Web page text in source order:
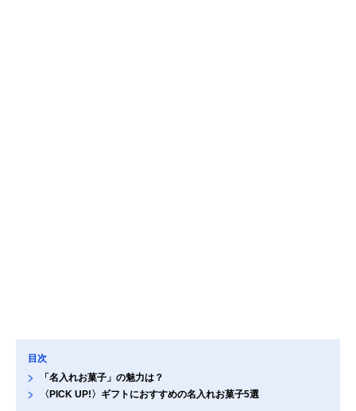
目次
「名入れお菓子」の魅力は？
〈PICK UP!〉ギフトにおすすめの名入れお菓子5選